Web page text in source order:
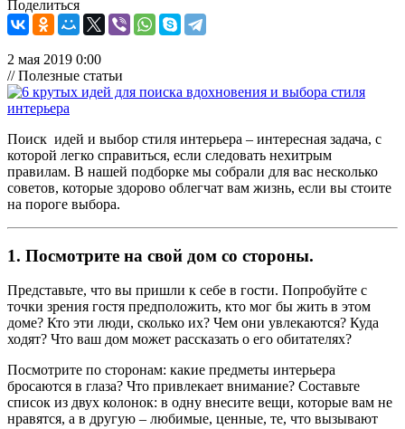
Поделиться
2 мая 2019 0:00
// Полезные статьи
Поиск идей и выбор стиля интерьера – интересная задача, с
которой легко справиться, если следовать нехитрым
правилам. В нашей подборке мы собрали для вас несколько
советов, которые здорово облегчат вам жизнь, если вы стоите
на пороге выбора.
1. Посмотрите на свой дом со стороны.
Представьте, что вы пришли к себе в гости. Попробуйте с
точки зрения гостя предположить, кто мог бы жить в этом
доме? Кто эти люди, сколько их? Чем они увлекаются? Куда
ходят? Что ваш дом может рассказать о его обитателях?
Посмотрите по сторонам: какие предметы интерьера
бросаются в глаза? Что привлекает внимание? Составьте
список из двух колонок: в одну внесите вещи, которые вам не
нравятся, а в другую – любимые, ценные, те, что вызывают